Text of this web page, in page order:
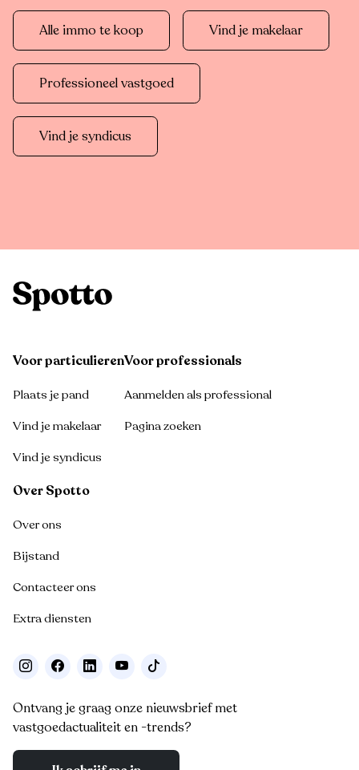
Alle immo te koop Vind je makelaar
Professioneel vastgoed
Vind je syndicus
Voor particulieren
Plaats je pand
Vind je makelaar
Vind je syndicus
Voor professionals
Aanmelden als professional
Pagina zoeken
Over Spotto
Over ons
Bijstand
Contacteer ons
Extra diensten
Ontvang je graag onze nieuwsbrief met
vastgoedactualiteit en -trends?